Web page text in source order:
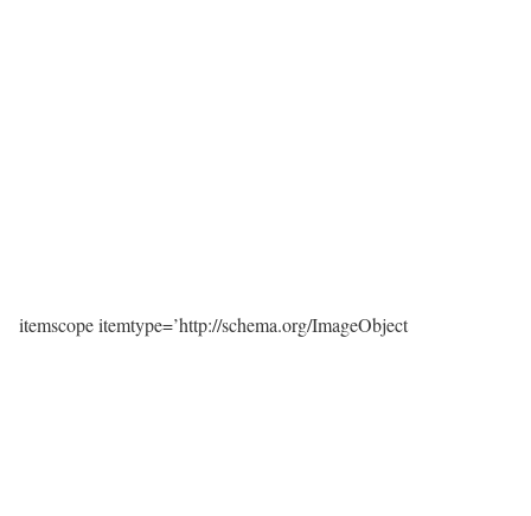
itemscope itemtype=’http://schema.org/ImageObject